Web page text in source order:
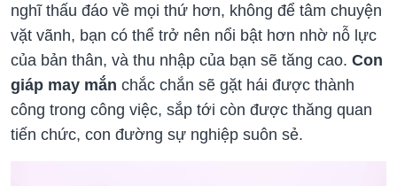
nghĩ thấu đáo về mọi thứ hơn, không để tâm chuyện
vặt vãnh, bạn có thể trở nên nổi bật hơn nhờ nỗ lực
của bản thân, và thu nhập của bạn sẽ tăng cao. Con
giáp may mắn chắc chắn sẽ gặt hái được thành
công trong công việc, sắp tới còn được thăng quan
tiến chức, con đường sự nghiệp suôn sẻ.